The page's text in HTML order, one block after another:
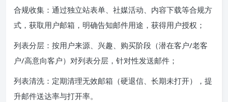
合规收集：通过独立站表单、社媒活动、内容下载等合规方
式，获取用户邮箱，明确告知邮件用途，获得用户授权；
列表分层：按用户来源、兴趣、购买阶段（潜在客户/老客
户/高意向客户）对列表分层，针对性发送邮件；
列表清洗：定期清理无效邮箱（硬退信、长期未打开），提
升邮件送达率与打开率。